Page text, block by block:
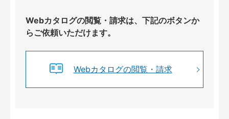
Webカタログの閲覧・請求は、下記のボタンか
らご依頼いただけます。
Webカタログの閲覧・請求